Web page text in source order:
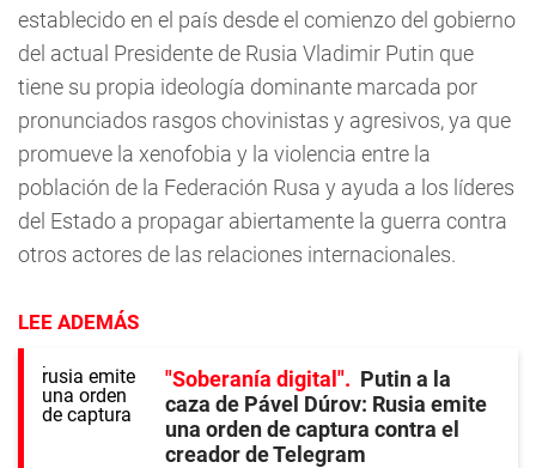
establecido en el país desde el comienzo del gobierno
del actual Presidente de Rusia Vladimir Putin que
tiene su propia ideología dominante marcada por
pronunciados rasgos chovinistas y agresivos, ya que
promueve la xenofobia y la violencia entre la
población de la Federación Rusa y ayuda a los líderes
del Estado a propagar abiertamente la guerra contra
otros actores de las relaciones internacionales.
LEE ADEMÁS
"Soberanía digital"
Putin a la
caza de Pável Dúrov: Rusia emite
una orden de captura contra el
creador de Telegram